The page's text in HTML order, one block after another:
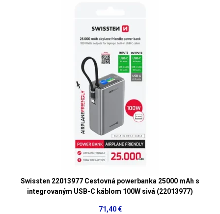
Swissten 22013977 Cestovná powerbanka 25000 mAh s
integrovaným USB-C káblom 100W sivá (22013977)
71,40 €